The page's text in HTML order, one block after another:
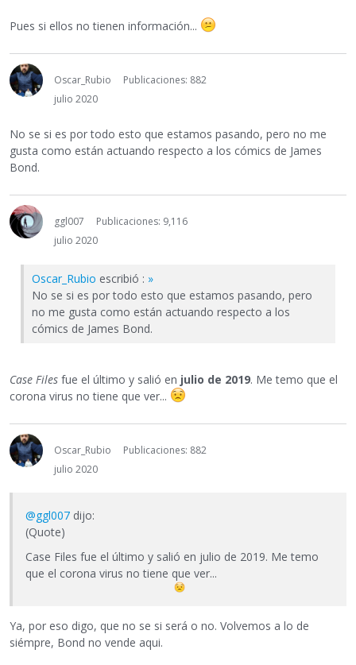
Pues si ellos no tienen información...
Oscar_Rubio
Publicaciones: 882
julio 2020
No se si es por todo esto que estamos pasando, pero no me
gusta como están actuando respecto a los cómics de James
Bond.
ggl007
Publicaciones: 9,116
julio 2020
Oscar_Rubio escribió : »
No se si es por todo esto que estamos pasando, pero
no me gusta como están actuando respecto a los
cómics de James Bond.
Case Files fue el último y salió en julio de 2019. Me temo que el
corona virus no tiene que ver...
Oscar_Rubio
Publicaciones: 882
julio 2020
@ggl007 dijo:
(Quote)
Case Files fue el último y salió en julio de 2019. Me temo
que el corona virus no tiene que ver...
Ya, por eso digo, que no se si será o no. Volvemos a lo de
siémpre, Bond no vende aqui.